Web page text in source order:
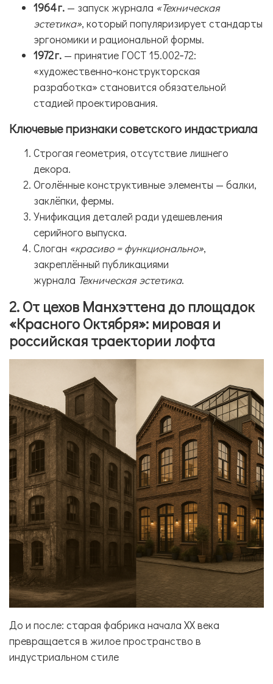
1964 г. — запуск журнала «Техническая
эстетика», который популяризирует стандарты
эргономики и рациональной формы.
1972 г. — принятие ГОСТ 15.002‑72:
«художественно‑конструкторская
разработка» становится обязательной
стадией проектирования.
Ключевые признаки советского индастриала
Строгая геометрия, отсутствие лишнего
декора.
Оголённые конструктивные элементы — балки,
заклёпки, фермы.
Унификация деталей ради удешевления
серийного выпуска.
Слоган «красиво = функционально»,
закреплённый публикациями
журнала Техническая эстетика.
2. От цехов Манхэттена до площадок
«Красного Октября»: мировая и
российская траектории лофта
До и после: старая фабрика начала XX века
превращается в жилое пространство в
индустриальном стиле